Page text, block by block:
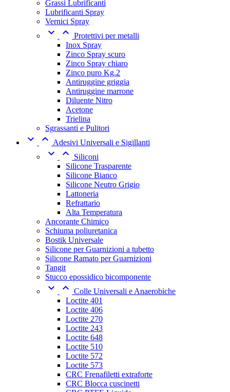
Grassi Lubrificanti
Lubrificanti Spray
Vernici Spray
  Protettivi per metalli
Inox Spray
Zinco Spray scuro
Zinco Spray chiaro
Zinco puro Kg.2
Antiruggine griggia
Antiruggine marrone
Diluente Nitro
Acetone
Trielina
Sgrassanti e Pulitori
  Adesivi Universali e Sigillanti
 
Siliconi
Silicone Trasparente
Silicone Bianco
Silicone Neutro Grigio
Lattoneria
Refrattario
Alta Temperatura
Ancorante Chimico
Schiuma poliuretanica
Bostik Universale
Silicone per Guarnizioni a tubetto
Silicone Ramato per Guarnizioni
Tangit
Stucco epossidico bicomponente
  Colle Universali e Anaerobiche
Loctite 401
Loctite 406
Loctite 270
Loctite 243
Loctite 648
Loctite 510
Loctite 572
Loctite 573
CRC Frenafiletti extraforte
CRC Blocca cuscinetti